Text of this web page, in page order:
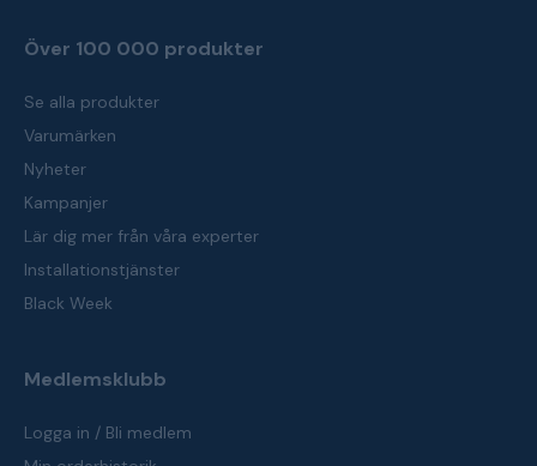
Över 100 000 produkter
Se alla produkter
Varumärken
Nyheter
Kampanjer
Lär dig mer från våra experter
Installationstjänster
Black Week
Medlemsklubb
Logga in / Bli medlem